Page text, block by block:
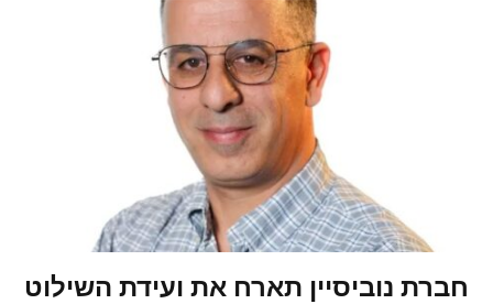
חברת נוביסיין תארח את ועידת השילוט